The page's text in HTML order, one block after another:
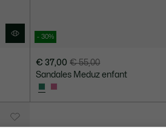
- 30%
€ 37,00
réduction
:
37,00
€ 55,00
avant
réduction
€
Sandales Meduz enfant